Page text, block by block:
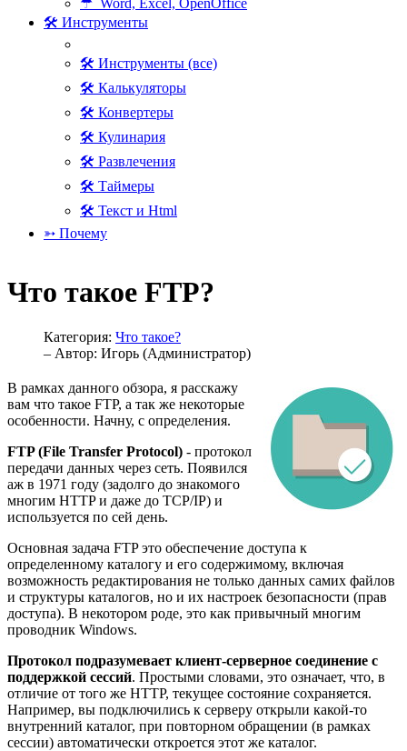
☂ Word, Excel, OpenOffice
🛠 Инструменты
🛠 Инструменты (все)
🛠 Калькуляторы
🛠 Конвертеры
🛠 Кулинария
🛠 Развлечения
🛠 Таймеры
🛠 Текст и Html
➳ Почему
Что такое FTP?
Категория: Что такое?
– Автор: Игорь (Администратор)
В рамках данного обзора, я расскажу
вам что такое FTP, а так же некоторые
особенности. Начну, с определения.
FTP (File Transfer Protocol) - протокол
передачи данных через сеть. Появился
аж в 1971 году (задолго до знакомого
многим HTTP и даже до TCP/IP) и
используется по сей день.
Основная задача FTP это обеспечение доступа к
определенному каталогу и его содержимому, включая
возможность редактирования не только данных самих файлов
и структуры каталогов, но и их настроек безопасности (прав
доступа). В некотором роде, это как привычный многим
проводник Windows.
Протокол подразумевает клиент-серверное соединение с
поддержкой сессий. Простыми словами, это означает, что, в
отличие от того же HTTP, текущее состояние сохраняется.
Например, вы подключились к серверу открыли какой-то
внутренний каталог, при повторном обращении (в рамках
сессии) автоматически откроется этот же каталог.